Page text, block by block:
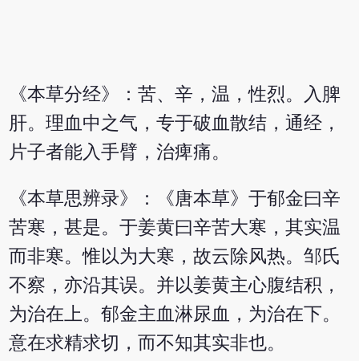
《本草分经》：苦、辛，温，性烈。入脾
肝。理血中之气，专于破血散结，通经，
片子者能入手臂，治痺痛。
《本草思辨录》：《唐本草》于郁金曰辛
苦寒，甚是。于姜黄曰辛苦大寒，其实温
而非寒。惟以为大寒，故云除风热。邹氏
不察，亦沿其误。并以姜黄主心腹结积，
为治在上。郁金主血淋尿血，为治在下。
意在求精求切，而不知其实非也。